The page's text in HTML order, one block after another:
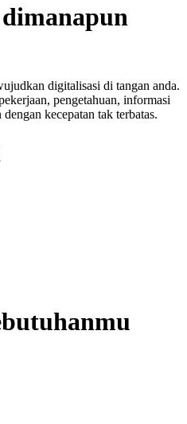
digitalisasi di tangan anda.
pengetahuan, informasi
kecepatan tak terbatas.